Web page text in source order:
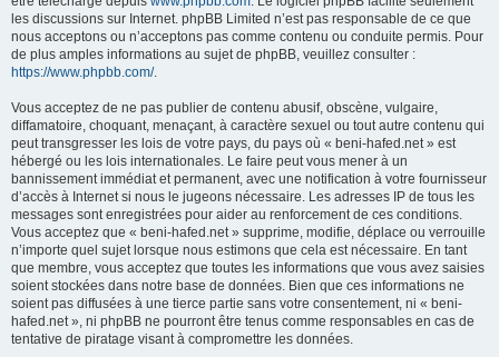
les discussions sur Internet. phpBB Limited n’est pas responsable de ce que
nous acceptons ou n’acceptons pas comme contenu ou conduite permis. Pour
de plus amples informations au sujet de phpBB, veuillez consulter :
https://www.phpbb.com/.
Vous acceptez de ne pas publier de contenu abusif, obscène, vulgaire,
diffamatoire, choquant, menaçant, à caractère sexuel ou tout autre contenu qui
peut transgresser les lois de votre pays, du pays où « beni-hafed.net » est
hébergé ou les lois internationales. Le faire peut vous mener à un
bannissement immédiat et permanent, avec une notification à votre fournisseur
d’accès à Internet si nous le jugeons nécessaire. Les adresses IP de tous les
messages sont enregistrées pour aider au renforcement de ces conditions.
Vous acceptez que « beni-hafed.net » supprime, modifie, déplace ou verrouille
n’importe quel sujet lorsque nous estimons que cela est nécessaire. En tant
que membre, vous acceptez que toutes les informations que vous avez saisies
soient stockées dans notre base de données. Bien que ces informations ne
soient pas diffusées à une tierce partie sans votre consentement, ni « beni-
hafed.net », ni phpBB ne pourront être tenus comme responsables en cas de
tentative de piratage visant à compromettre les données.